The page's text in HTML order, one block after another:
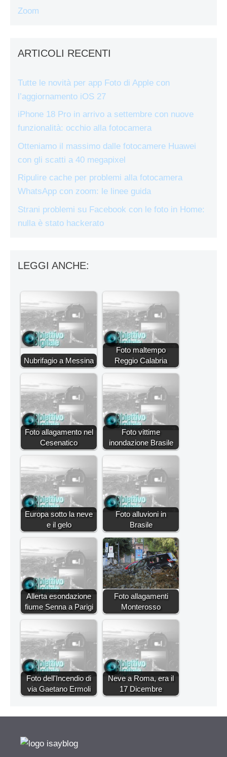
Zoom
ARTICOLI RECENTI
Tutte le novità per app Foto di Apple con
l’aggiornamento iOS 27
iPhone 18 Pro in arrivo a settembre con nuove
funzionalità: occhio alla fotocamera
Otteniamo il massimo dalle fotocamere Huawei
con gli scatti a 40 megapixel
Ripulire cache per problemi alla fotocamera
WhatsApp con zoom: le linee guida
Strani problemi su Facebook con le foto in Home:
nulla è stato hackerato
LEGGI ANCHE:
Nubrifagio a Messina
Foto maltempo
Reggio Calabria
Foto allagamento nel
Cesenatico
Foto vittime
inondazione Brasile
Europa sotto la neve
e il gelo
Foto alluvioni in
Brasile
Allerta esondazione
fiume Senna a Parigi
Foto allagamenti
Monterosso
Foto dell'Incendio di
via Gaetano Ermoli
Neve a Roma, era il
17 Dicembre